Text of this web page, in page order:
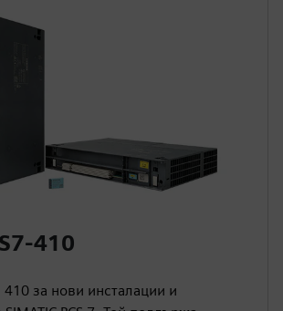
410
410 за нови инсталации и